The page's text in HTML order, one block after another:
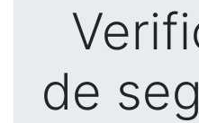
de